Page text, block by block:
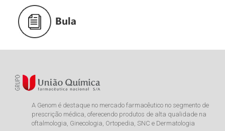
A Genom é destaque no mercado farmacêutico no segmento de
prescrição médica, oferecendo produtos de alta qualidade na
oftalmologia, Ginecologia, Ortopedia, SNC e Dermatologia